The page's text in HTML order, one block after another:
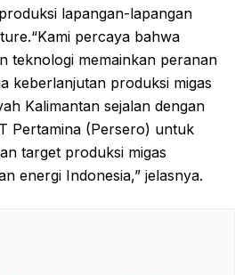
lapangan-lapangan
percaya bahwa
teknologi memainkan peranan
keberlanjutan produksi migas
Kalimantan sejalan dengan
Pertamina (Persero) untuk
target produksi migas
energi Indonesia,” jelasnya.